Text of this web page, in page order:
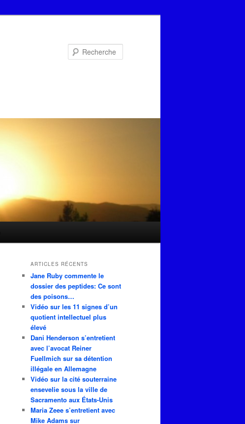
ARTICLES RÉCENTS
Jane Ruby commente le
dossier des peptides: Ce sont
des poisons…
Vidéo sur les 11 signes d’un
quotient intellectuel plus
élevé
Dani Henderson s’entretient
avec l’avocat Reiner
Fuellmich sur sa détention
illégale en Allemagne
Vidéo sur la cité souterraine
ensevelie sous la ville de
Sacramento aux États-Unis
Maria Zeee s’entretient avec
Mike Adams sur